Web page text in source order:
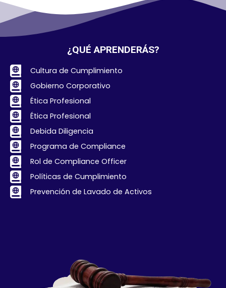
¿QUÉ APRENDERÁS?
Cultura de Cumplimiento
Gobierno Corporativo
Ética Profesional
Ética Profesional
Debida Diligencia
Programa de Compliance
Rol de Compliance Officer
Políticas de Cumplimiento
Prevención de Lavado de Activos